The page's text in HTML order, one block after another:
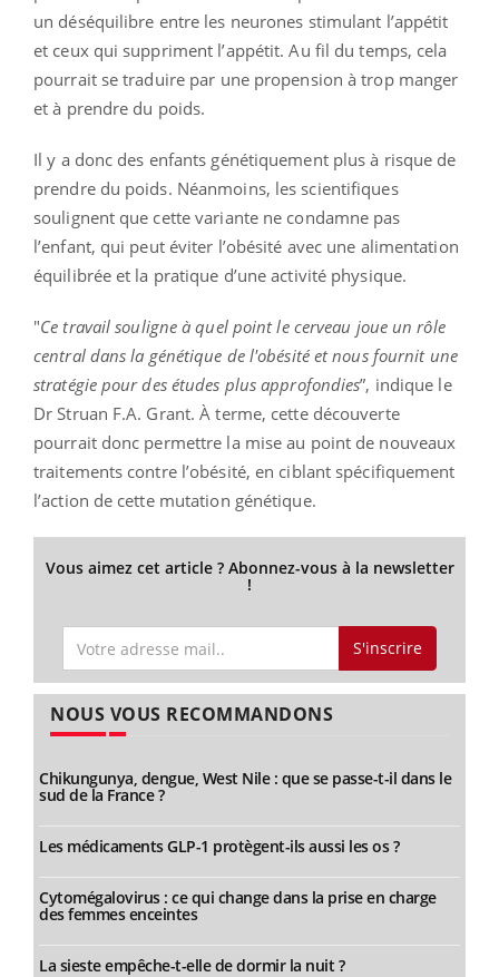
un déséquilibre entre les neurones stimulant l’appétit
et ceux qui suppriment l’appétit. Au fil du temps, cela
pourrait se traduire par une propension à trop manger
et à prendre du poids.
Il y a donc des enfants génétiquement plus à risque de
prendre du poids. Néanmoins, les scientifiques
soulignent que cette variante ne condamne pas
l’enfant, qui peut éviter l’obésité avec une alimentation
équilibrée et la pratique d’une activité physique.
"Ce travail souligne à quel point le cerveau joue un rôle
central dans la génétique de l'obésité et nous fournit une
stratégie pour des études plus approfondies”, indique le
Dr Struan F.A. Grant.À terme, cette découverte
pourrait donc permettre la mise au point de nouveaux
traitements contre l’obésité, en ciblant spécifiquement
l’action de cette mutation génétique.
Vous aimez cet article ? Abonnez-vous à la newsletter
!
S'inscrire
NOUS VOUS RECOMMANDONS
Chikungunya, dengue, West Nile : que se passe-t-il dans le
sud de la France ?
Les médicaments GLP-1 protègent-ils aussi les os ?
Cytomégalovirus : ce qui change dans la prise en charge
des femmes enceintes
La sieste empêche-t-elle de dormir la nuit ?